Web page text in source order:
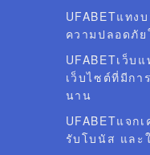
UFABETแทง
ความปลอดภัย
UFABETเว็บ
เว็บไซต์ที่มีกา
นาน
UFABETแจก
รับโบนัส และ